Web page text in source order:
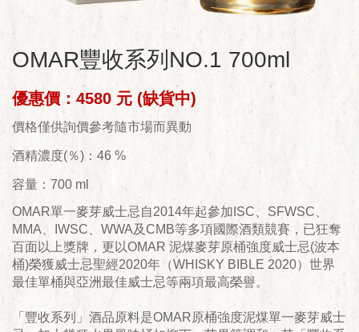
OMAR豐收系列NO.1 700ml
優惠價：4580 元 (缺貨中)
價格僅供詢價參考隨市場而異動
酒精濃度(％)：46 %
容量：700 ml
OMAR單一麥芽威士忌自2014年起參加ISC、SFWSC、
MMA、IWSC、WWA及CMB等多項國際酒類競賽，已狂奪
百面以上獎牌，更以OMAR 泥煤麥芽原桶強度威士忌(波本
桶)榮獲威士忌聖經2020年（WHISKY BIBLE 2020）世界
最佳單桶與亞洲最佳威士忌等兩項最高榮譽。
「豐收系列」酒品原料是OMAR原桶強度泥煤單一麥芽威士